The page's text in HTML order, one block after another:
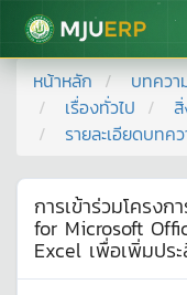
มหาวิทยาลัยแม่โจ้
หน้าหลัก
บทควา
เรื่องทั่วไป
รายละเอียดบทค
การเข้าร่วมโครง
for Microsoft
Excel เพื่อเพิ่มปร